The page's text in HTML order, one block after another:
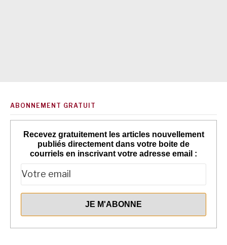
ABONNEMENT GRATUIT
Recevez gratuitement les articles nouvellement
publiés directement dans votre boite de
courriels en inscrivant votre adresse email :